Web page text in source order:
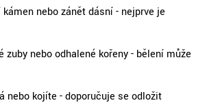
nebo zánět dásní - nejprve je
zuby nebo odhalené kořeny - bělení může
nebo kojíte - doporučuje se odložit